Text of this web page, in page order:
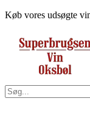
Køb vores udsøgte